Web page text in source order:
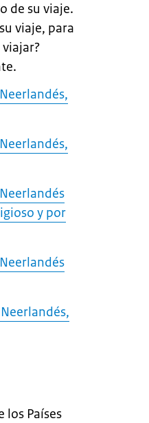
de su viaje.
viaje, para
y por
los Países